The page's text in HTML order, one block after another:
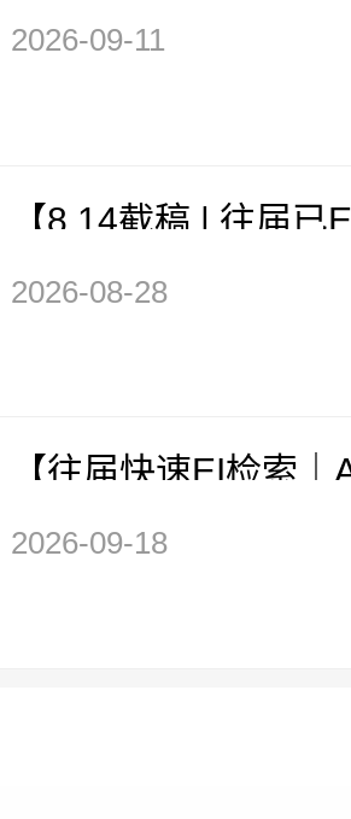
士、会士加盟】第七
2026-09-11
【8.14截稿 | 往届已
CIE期刊征稿】第六
2026-08-28
【往届快速EI检索｜
｜高校主办】第二届
2026-09-18